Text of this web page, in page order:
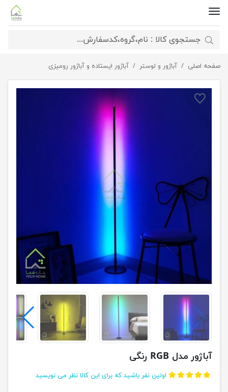
صفحه اصلی آباژور و لوستر آباژور ایستاده و آباژور رومیزی آباژور مدل RGB رنگی
آباژور مدل RGB رنگی
اولین نفر باشید که برای این کالا نظر می نویسید